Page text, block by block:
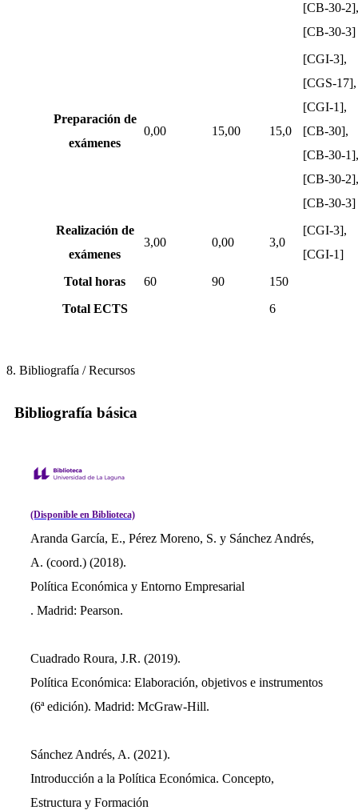
[CB-30-2],
[CB-30-3]
Preparación de
exámenes
0,00 15,00 15,0
[CGI-3],
[CGS-17],
[CGI-1],
[CB-30],
[CB-30-1],
[CB-30-2],
[CB-30-3]
Realización de
exámenes
3,00 0,00 3,0
[CGI-3],
[CGI-1]
Total horas
60 90
150
Total ECTS
6
8. Bibliografía / Recursos
Bibliografía básica
(Disponible en Biblioteca)
Aranda García, E., Pérez Moreno, S. y Sánchez Andrés,
A. (coord.) (2018).
Política Económica y Entorno Empresarial
. Madrid: Pearson.
Cuadrado Roura, J.R. (2019).
Política Económica: Elaboración, objetivos e instrumentos
(6ª edición). Madrid: McGraw-Hill.
Sánchez Andrés, A. (2021).
Introducción a la Política Económica. Concepto,
Estructura y Formación